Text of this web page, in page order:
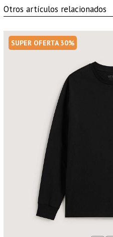
Otros artículos relacionados
SUPER OFERTA 30%